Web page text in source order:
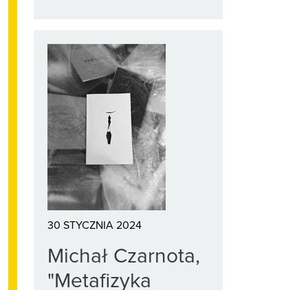
30 STYCZNIA 2024
Michał Czarnota,
"Metafizyka